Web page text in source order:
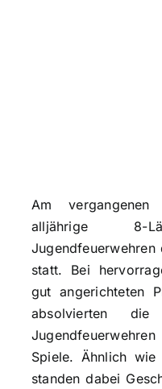
Am
alljährige 8-
Jugendfeuerwehren
statt. Bei
gut angerichteten
absolvierten
Spiele. Ähnlich
standen dabei